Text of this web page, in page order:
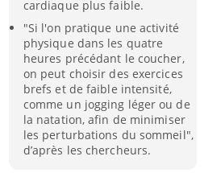
cardiaque plus faible.
"Si l'on pratique une activité
physique dans les quatre
heures précédant le coucher,
on peut choisir des exercices
brefs et de faible intensité,
comme un jogging léger ou de
la natation, afin de minimiser
les perturbations du sommeil",
d’après les chercheurs.